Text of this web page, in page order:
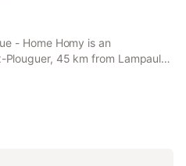
- Home Homy is an
45 km from Lampaul-
from Saint-Thégonnec Parish